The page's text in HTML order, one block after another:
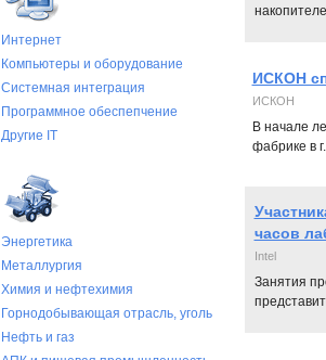
Интернет
Компьютеры и оборудование
Системная интеграция
Программное обеспепчение
Другие IT
Энергетика
Металлургия
Химия и нефтехимия
Горнодобывающая отрасль, уголь
Нефть и газ
ИСКОН
ИСКОН
В начале
фабрике в
часов
Intel
Занятия